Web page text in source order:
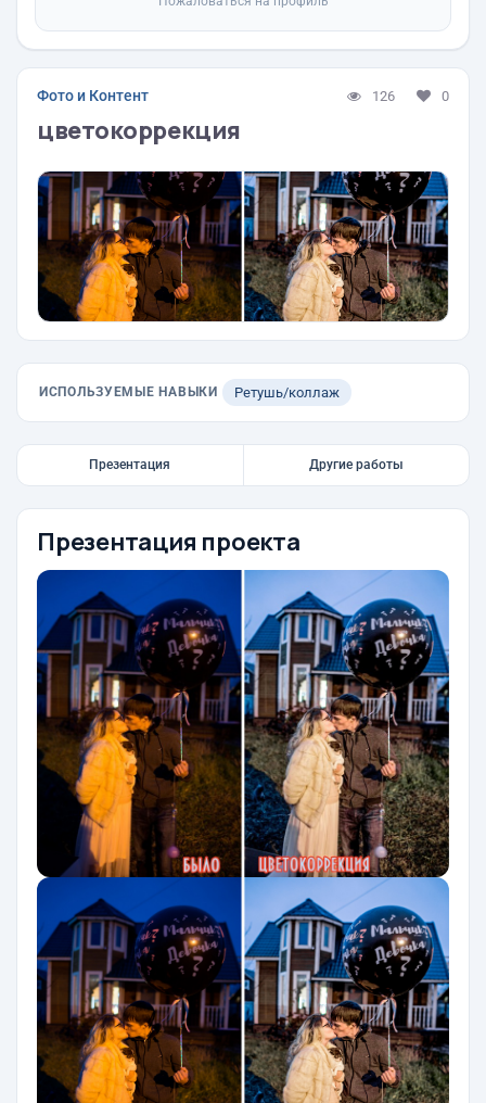
Фото и Контент 126 0
цветокоррекция
ИСПОЛЬЗУЕМЫЕ НАВЫКИ Ретушь/коллаж
Презентация Другие работы
Презентация проекта